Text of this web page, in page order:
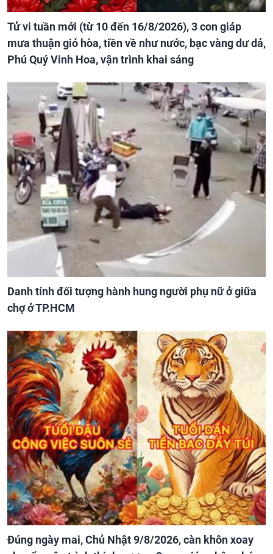
Tử vi tuần mới (từ 10 đến 16/8/2026), 3 con giáp
mưa thuận gió hòa, tiền về như nước, bạc vàng dư dả,
Phú Quý Vinh Hoa, vận trình khai sáng
Danh tính đối tượng hành hung người phụ nữ ở giữa
chợ ở TP.HCM
Đúng ngày mai, Chủ Nhật 9/8/2026, càn khôn xoay